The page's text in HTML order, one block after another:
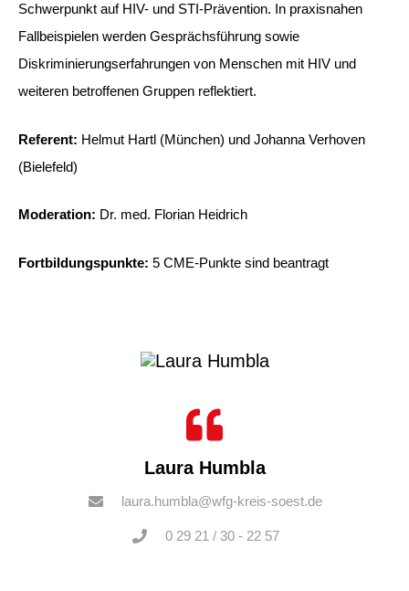
Schwerpunkt auf HIV- und STI-Prävention. In praxisnahen
Fallbeispielen werden Gesprächsführung sowie
Diskriminierungserfahrungen von Menschen mit HIV und
weiteren betroffenen Gruppen reflektiert.
Referent: Helmut Hartl (München) und Johanna Verhoven
(Bielefeld)
Moderation: Dr. med. Florian Heidrich
Fortbildungspunkte: 5 CME-Punkte sind beantragt
Laura Humbla
laura.humbla@wfg-kreis-soest.de
0 29 21 / 30 - 22 57